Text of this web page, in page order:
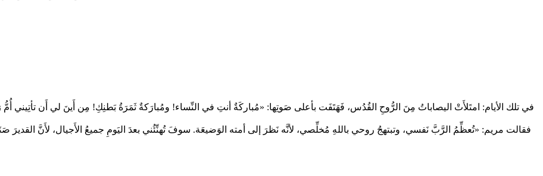
في تلك الأيام: امتَلأَتْ اليصاباتُ مِنَ الرُّوحِ القُدُس، فَهَتَفَت بأعلى صَوتِها: «مُباركَةٌ أنتِ في النِّساء! ومُبارَكةٌ ثَمَرَةُ بَطنِكِ! مِن أَينَ لي أَن
فقالت مريم: «تُعظِّمُ الرَّبَّ نَفسي، وتبتهجُ روحي باللهِ مُخلِّصي، لأنَّه نَظرَ إلى أمته الوَضيعَة. سوفَ تُهنِّئُني بعدَ اليَومِ جميعُ الأَجيال، لأَنَّ